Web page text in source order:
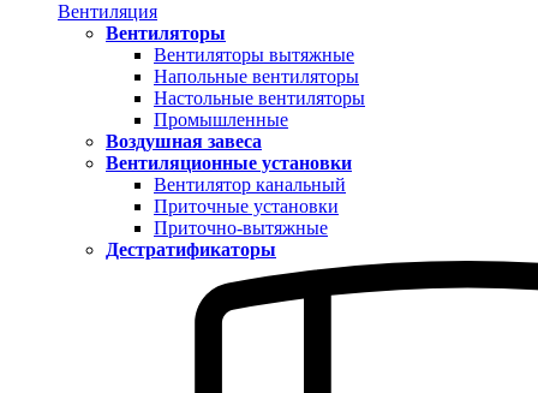
Вентиляция
Вентиляторы
Вентиляторы вытяжные
Напольные вентиляторы
Настольные вентиляторы
Промышленные
Воздушная завеса
Вентиляционные установки
Вентилятор канальный
Приточные установки
Приточно-вытяжные
Дестратификаторы